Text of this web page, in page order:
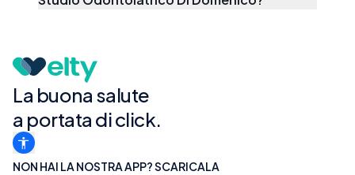
La buona salute
a portata di click.
NON HAI LA NOSTRA APP? SCARICALA